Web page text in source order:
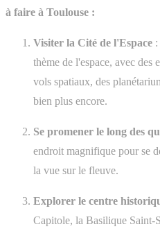
à faire à Toulouse :
Visiter la Cité de l'Espace
thème de l'espace, avec des
vols spatiaux, des
bien plus encore.
Se promener le long des
endroit magnifique pour se
la vue sur le fleuve.
Explorer le centre
Capitole, la Basilique Saint-